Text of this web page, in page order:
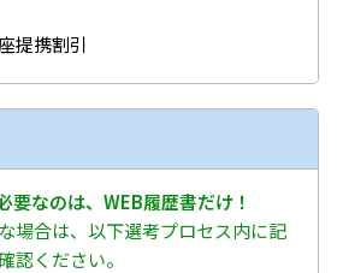
提携割引
要なのは、WEB履歴書だけ！
場合は、以下選考プロセス内に記
認ください。